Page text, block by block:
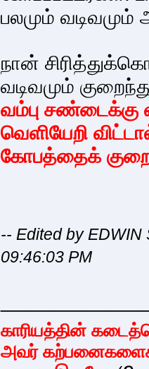
பலமும் வடிவமும்
நான்
வடிவமும்
வம்பு சண்டைக்கு
வெளியேறி
கோபத்தைக்
-- Edited by
09:46:03 PM
காரியத்தின்
அவர் கற்பனைகளைக்